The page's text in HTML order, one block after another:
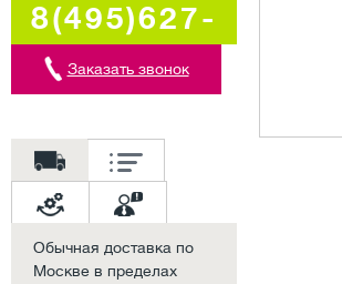
8(495)627-
5707
Заказать звонок
Обычная доставка по
Москве в пределах